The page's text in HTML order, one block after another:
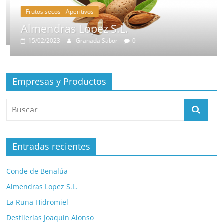
Frutos secos - Aperitivos
Almendras Lopez S.L.
15/02/2023 Granada Sabor 0
Empresas y Productos
Entradas recientes
Conde de Benalúa
Almendras Lopez S.L.
La Runa Hidromiel
Destilerías Joaquín Alonso